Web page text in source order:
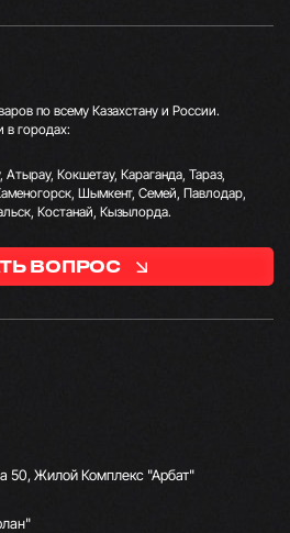
50, Жилой Комплекс "Арбат"
по всему Казахстану и России.
в городах:
Кокшетау, Караганда, Тараз,
Шымкент, Семей, Павлодар,
Костанай, Кызылорда.
ВОПРОС